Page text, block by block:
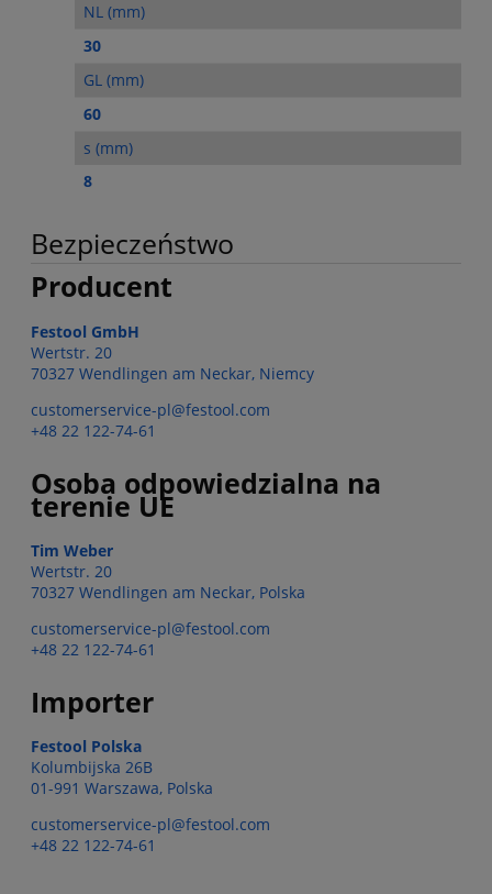
NL (mm)
30
GL (mm)
60
s (mm)
8
Bezpieczeństwo
Producent
Festool GmbH
Wertstr. 20
70327 Wendlingen am Neckar, Niemcy
customerservice-pl@festool.com
+48 22 122-74-61
Osoba odpowiedzialna na
terenie UE
Tim Weber
Wertstr. 20
70327 Wendlingen am Neckar, Polska
customerservice-pl@festool.com
+48 22 122-74-61
Importer
Festool Polska
Kolumbijska 26B
01-991 Warszawa, Polska
customerservice-pl@festool.com
+48 22 122-74-61